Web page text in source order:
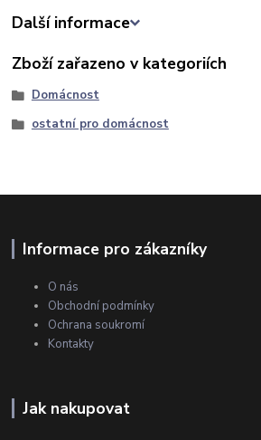
Další informace
Zboží zařazeno v kategoriích
Domácnost
ostatní pro domácnost
Informace pro zákazníky
O nás
Obchodní podmínky
Ochrana soukromí
Kontakty
Jak nakupovat